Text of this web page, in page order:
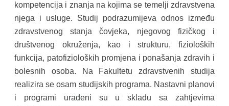
kompetencija i znanja na kojima se temelji zdravstvena
njega i usluge. Studij podrazumijeva odnos između
zdravstvenog stanja čovjeka, njegovog fizičkog i
društvenog okruženja, kao i strukturu, fizioloških
funkcija, patofizioloških promjena i ponašanja zdravih i
bolesnih osoba. Na Fakultetu zdravstvenih studija
realizira se osam studijskih programa. Nastavni planovi
i programi urađeni su u skladu sa zahtjevima